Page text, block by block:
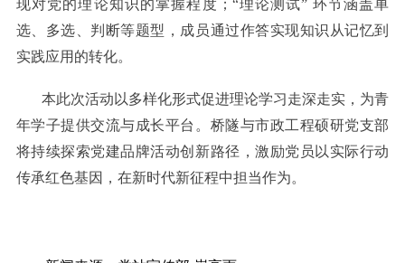
现对党的理论知识的掌握程度；“理论测试” 环节涵盖单
选、多选、判断等题型，成员通过作答实现知识从记忆到
实践应用的转化。
本此次活动以多样化形式促进理论学习走深走实，为青
年学子提供交流与成长平台。桥隧与市政工程硕研党支部
将持续探索党建品牌活动创新路径，激励党员以实际行动
传承红色基因，在新时代新征程中担当作为。